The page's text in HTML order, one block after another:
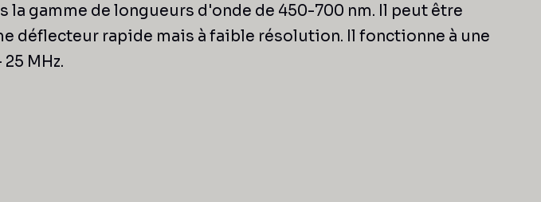
gamme de longueurs d'onde de 450-700 nm. Il peut être
déflecteur rapide mais à faible résolution. Il fonctionne à une
MHz.